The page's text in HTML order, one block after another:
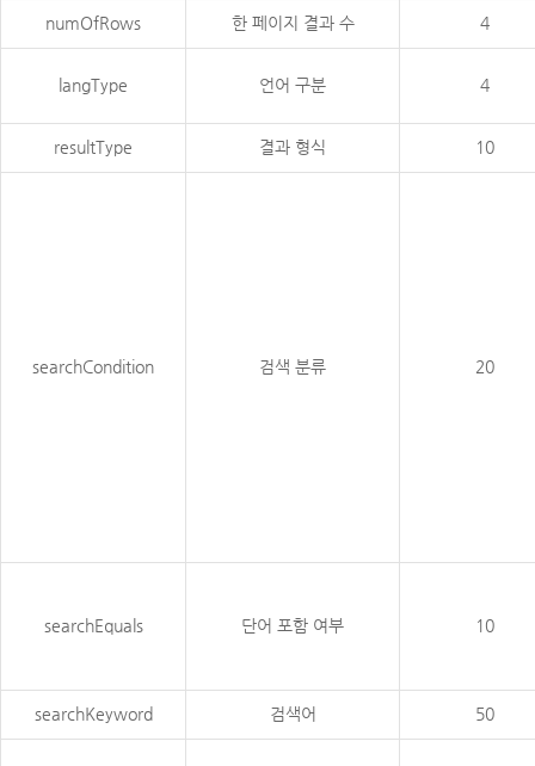
numOfRows 한 페이지 결과 수 4
langType 언어 구분 4
resultType 결과 형식 10
searchCondition 검색 분류 20
searchEquals 단어 포함 여부 10
searchKeyword 검색어 50